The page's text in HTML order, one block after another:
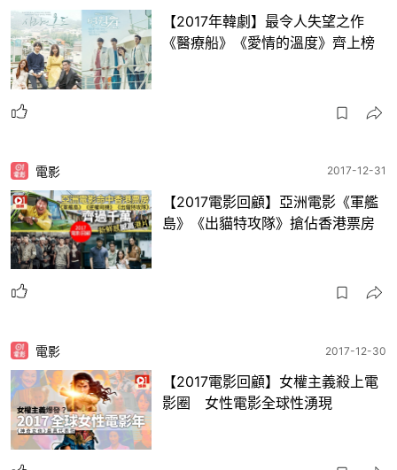
【2017年韓劇】最令人失望之作
《醫療船》《愛情的溫度》齊上榜
電影 2017-12-31
【2017電影回顧】亞洲電影《軍艦
島》《出貓特攻隊》搶佔香港票房
電影 2017-12-30
【2017電影回顧】女權主義殺上電
影圈 女性電影全球性湧現